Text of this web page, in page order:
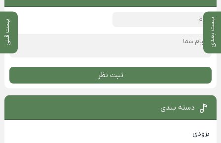
پست بعدی پست قبلی
ثبت نظر
دسته بندی
بزودی